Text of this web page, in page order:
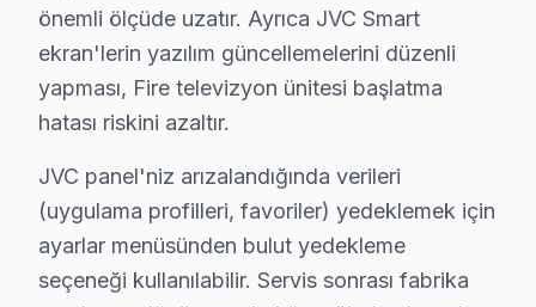
JVC işçilik garantisi: Güngören'de 6 ay — aynı JVC
bu cihaz parça güvencesi: Güngören servisimizde
JVC'a özgü Fire LED TV başlatma hatası arızası
Yazılı taahhüt: Her Güngören bu TV servis
7/24 JVC Destek Hattı: Güngören'den tamir sonrası
Güngören JVC Servis Bölge Kapsamı
Güngören'de JVC servis kapsamımız Güngören
önemli ölçüde uzatır. Ayrıca JVC Smart
ekran'lerin yazılım güncellemelerini düzenli
yapması, Fire televizyon ünitesi başlatma
hatası riskini azaltır.
JVC panel'niz arızalandığında verileri
(uygulama profilleri, favoriler) yedeklemek için
ayarlar menüsünden bulut yedekleme
seçeneği kullanılabilir. Servis sonrası fabrika